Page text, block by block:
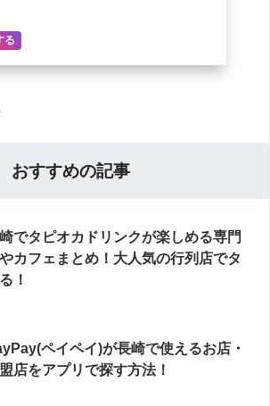
る
おすすめの記事
でタピオカドリンクが楽しめる専門
カフェまとめ！大人気の行列店でタ
！
ペイペイ)が長崎で使えるお店・
店をアプリで探す方法！